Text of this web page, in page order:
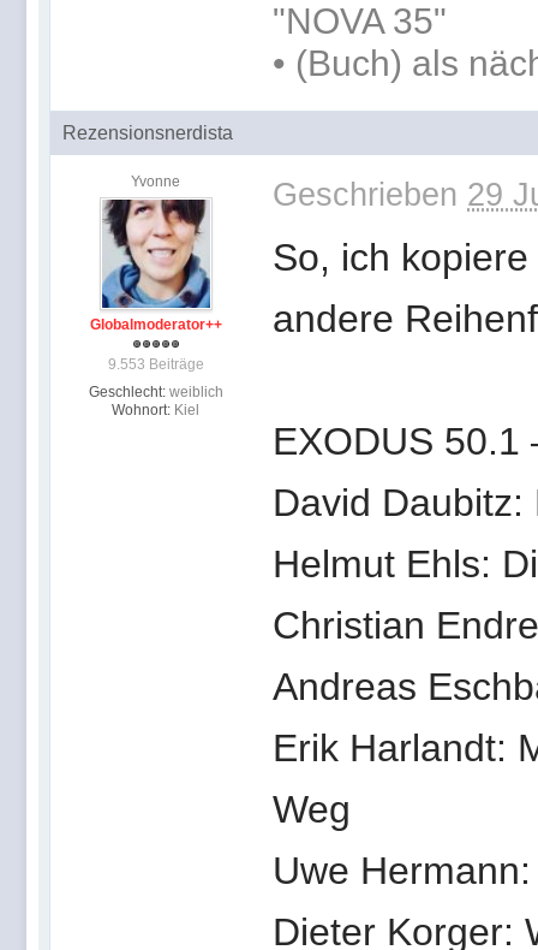
"NOVA 35"
• (Buch) als
Rezensionsnerdista
Yvonne
Globalmoderator++
9.553 Beiträge
Geschlecht: weiblich
Wohnort: Kiel
Geschrieben 29
So, ich
andere
EXODUS
David Daubitz:
Helmut Ehls:
Christian
Andreas
Erik Harlandt:
Weg
Uwe
Dieter Korger: